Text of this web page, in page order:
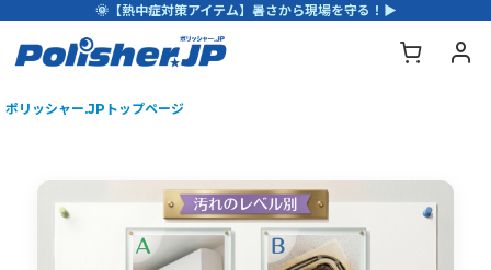
🌞【熱中症対策アイテム】暑さから現場を守る！▶
ポリッシャー.JPトップページ